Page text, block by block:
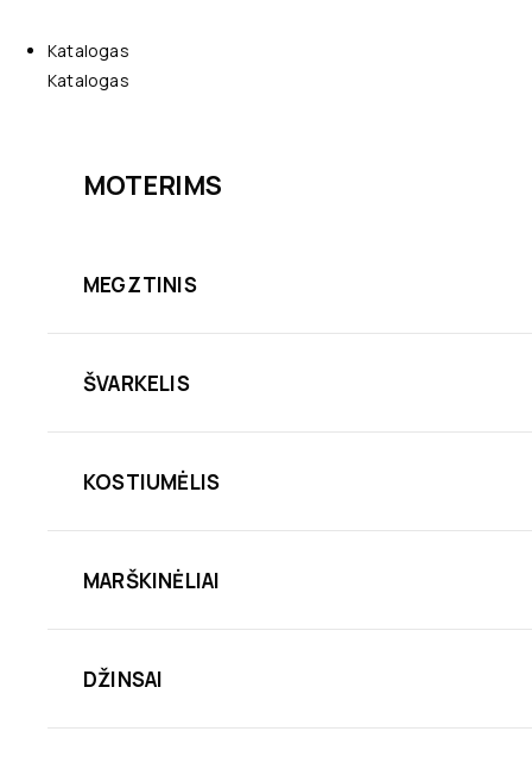
Katalogas
Katalogas
MOTERIMS
MEGZTINIS
ŠVARKELIS
KOSTIUMĖLIS
MARŠKINĖLIAI
DŽINSAI